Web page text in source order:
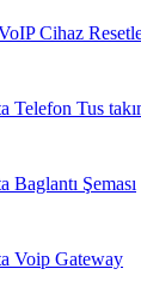
Cihaz
Telefon Tus
Baglantı Şeması
Voip Gateway